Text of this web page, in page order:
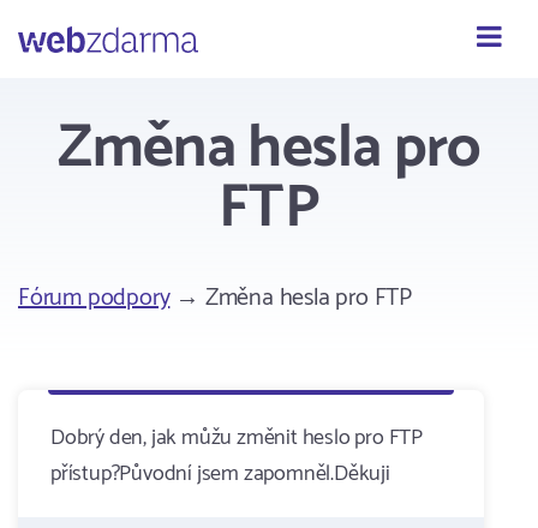
Webzdarma
Změna hesla pro
FTP
Fórum podpory→ Změna hesla pro FTP
Dobrý den, jak můžu změnit heslo pro FTP
přístup?Původní jsem zapomněl.Děkuji